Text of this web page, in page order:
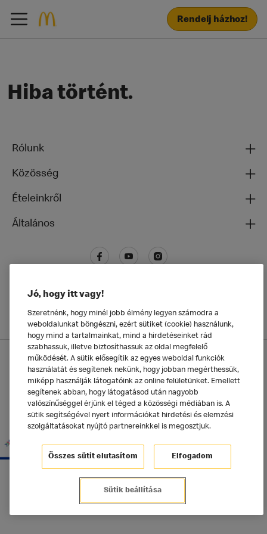
Rendelj házhoz!
Hiba történt.
Rólunk
Közösség
Ételeinkről
Általános
Adatkezelési tájékoztató
McDonald's Alkalmazás Sütik beállítása
©2025 McDonald's Magyarország
Jó, hogy itt vagy!
Szeretnénk, hogy minél jobb élmény legyen számodra a
weboldalunkat böngészni, ezért sütiket (cookie) használunk,
hogy mind a tartalmainkat, mind a hirdetéseinket rád
szabhassuk, illetve biztosíthassuk az oldal megfelelő
működését. A sütik elősegítik az egyes weboldal funkciók
használatát és segítenek nekünk, hogy jobban megérthessük,
miképp használják látogatóink az online felületünket. Emellett
segítenek abban, hogy látogatásod után nagyobb
valószínűséggel érjünk el téged a közösségi médiában is. A
sütik segítségével nyert információkat hirdetési és elemzési
szolgáltatásokat nyújtó partnereinkkel is megosztjuk.
Összes sütit elutasítom Elfogadom
Sütik beállítása